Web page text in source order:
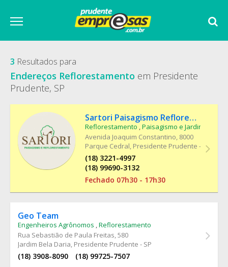
3 Resultados para
Endereços Reflorestamento em Presidente
Prudente, SP
Sartori Paisagismo Reflorestamento
Reflorestamento ,Paisagismo e Jardinagem
Avenida Joaquim Constantino, 8000
Parque Cedral, Presidente Prudente - SP
(18) 3221-4997
(18) 99690-3132
Fechado 07h30 - 17h30
Geo Team
Engenheiros Agrônomos ,Reflorestamento
Rua Sebastião de Paula Freitas, 580
Jardim Bela Daria, Presidente Prudente - SP
(18) 3908-8090 (18) 99725-7507